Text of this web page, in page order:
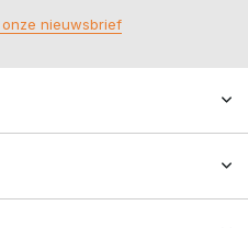
nieuwsbrief